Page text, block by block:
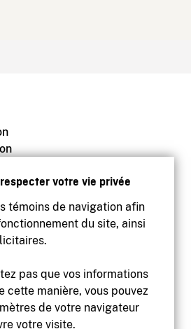
respecter votre vie privée
témoins de navigation afin
du site, ainsi
pas que vos informations
cette manière, vous pouvez
de votre navigateur
votre visite.